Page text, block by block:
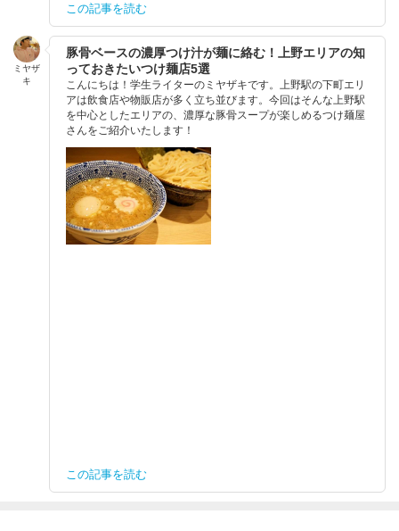
この記事を読む
ミヤザ
キ
豚骨ベースの濃厚つけ汁が麺に絡む！上野エリアの知
っておきたいつけ麺店5選
こんにちは！学生ライターのミヤザキです。上野駅の下町エリ
アは飲食店や物販店が多く立ち並びます。今回はそんな上野駅
を中心としたエリアの、濃厚な豚骨スープが楽しめるつけ麺屋
さんをご紹介いたします！
この記事を読む